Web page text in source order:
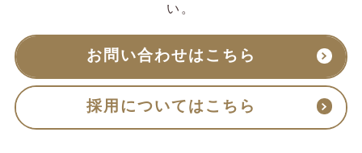
い。
お問い合わせはこちら
採用についてはこちら